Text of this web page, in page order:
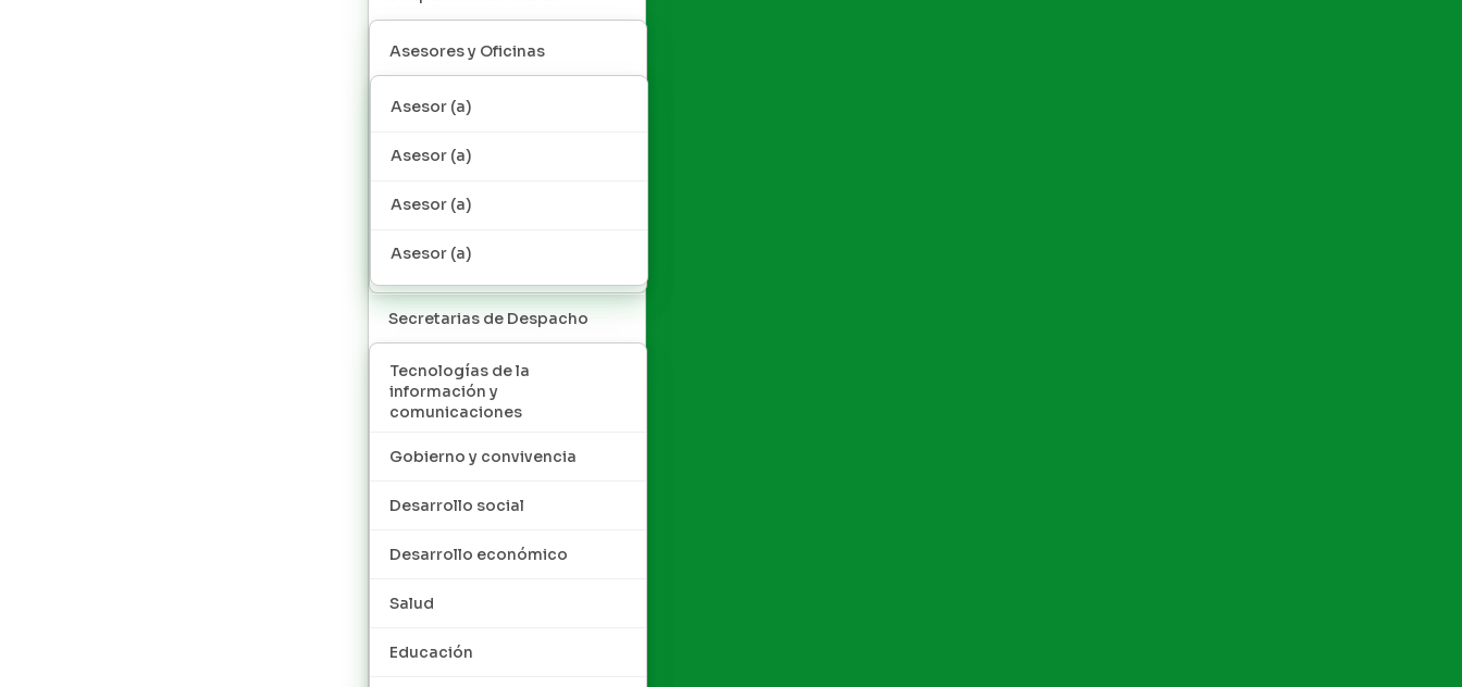
Asesores y Oficinas
Asesor (a)
Asesor (a)
Asesor (a)
Asesor (a)
Secretarias de Despacho
Tecnologías de la
información y
comunicaciones
Gobierno y convivencia
Desarrollo social
Desarrollo económico
Salud
Educación